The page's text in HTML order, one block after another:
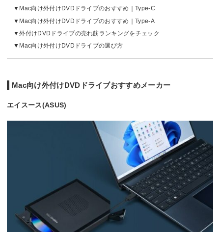
Mac向け外付けDVDドライブのおすすめ｜Type-C
Mac向け外付けDVDドライブのおすすめ｜Type-A
外付けDVDドライブの売れ筋ランキングをチェック
Mac向け外付けDVDドライブの選び方
Mac向け外付けDVDドライブおすすめメーカー
エイスース(ASUS)